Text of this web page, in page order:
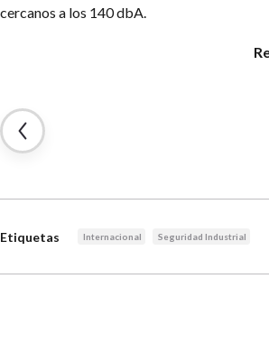
cercanos a los 140 dbA.
Etiquetas Internacional Seguridad Industrial